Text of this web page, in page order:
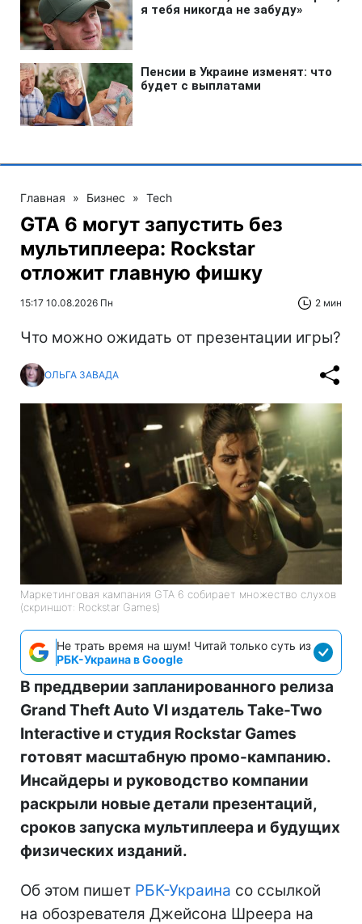
Главная » Бизнес » Tech
GTA 6 могут запустить без
мультиплеера: Rockstar
отложит главную фишку
15:17 10.08.2026 Пн 2 мин
Что можно ожидать от презентации игры?
ОЛЬГА ЗАВАДА
Маркетинговая кампания GTA 6 собирает множество слухов
(скриншот: Rockstar Games)
Не трать время на шум! Читай только суть из
РБК-Украина в Google
В преддверии запланированного релиза
Grand Theft Auto VI издатель Take-Two
Interactive и студия Rockstar Games
готовят масштабную промо-кампанию.
Инсайдеры и руководство компании
раскрыли новые детали презентаций,
сроков запуска мультиплеера и будущих
физических изданий.
Об этом пишет РБК-Украина со ссылкой
на обозревателя Джейсона Шреера на